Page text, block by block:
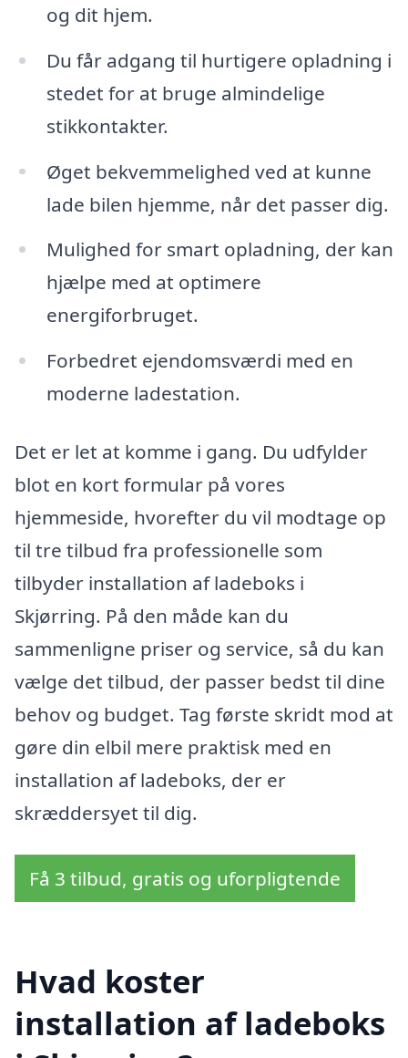
og dit hjem.
Du får adgang til hurtigere opladning i
stedet for at bruge almindelige
stikkontakter.
Øget bekvemmelighed ved at kunne
lade bilen hjemme, når det passer dig.
Mulighed for smart opladning, der kan
hjælpe med at optimere
energiforbruget.
Forbedret ejendomsværdi med en
moderne ladestation.
Det er let at komme i gang. Du udfylder
blot en kort formular på vores
hjemmeside, hvorefter du vil modtage op
til tre tilbud fra professionelle som
tilbyder installation af ladeboks i
Skjørring. På den måde kan du
sammenligne priser og service, så du kan
vælge det tilbud, der passer bedst til dine
behov og budget. Tag første skridt mod at
gøre din elbil mere praktisk med en
installation af ladeboks, der er
skræddersyet til dig.
Få 3 tilbud, gratis og uforpligtende
Hvad koster
installation af ladeboks